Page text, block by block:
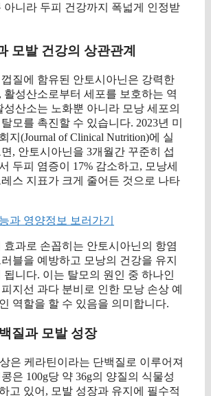
아니라 두피 건강까지 폭넓게 인정받
모발 건강의 상관관계
질에 함유된 안토시아닌은 강력한
활성산소로부터 세포를 보호하는 역
성산소는 노화뿐 아니라 모낭 세포의
모를 촉진할 수 있습니다. 2023년 미
지(Journal of Clinical Nutrition)에 실
, 안토시아닌을 3개월간 꾸준히 섭
두피 염증이 17% 감소하고, 모낭세
스 지표가 크게 줄어든 것으로 나타
과 영양정보 보러가기
효과로 손꼽히는 안토시아닌의 항염
블을 예방하고 모낭의 건강을 유지
됩니다. 이는 탈모의 원인 중 하나인
지선 과다 분비로 인한 모낭 손상 예
역할을 할 수 있음을 의미합니다.
질과 모발 성장
은 케라틴이라는 단백질로 이루어져
은 100g당 약 36g의 양질의 식물성
고 있어, 모발 성장과 유지에 필수적